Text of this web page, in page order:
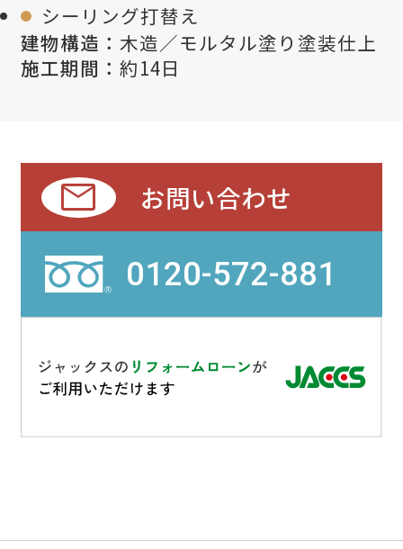
シーリング打替え
建物構造： 木造／モルタル塗り塗装仕上
施工期間： 約14日
mail お問い合わせ
0120-572-881